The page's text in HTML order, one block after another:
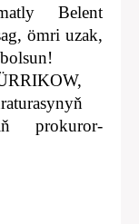
Belent
ömri uzak,
prokuror-